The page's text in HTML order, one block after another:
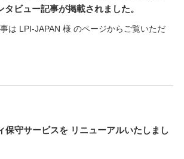
ビュー記事が掲載されました。
は LPI-JAPAN 様 のページからご覧いただ
保守サービスを リニューアルいたしまし